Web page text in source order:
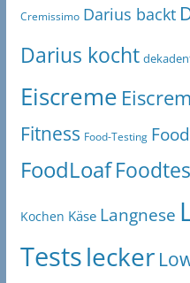
Cremissimo Darius backt
Darius kocht
Eiscreme
Fitness Food-Testing
FoodLoaf
Kochen Käse Langnese
Testslecker